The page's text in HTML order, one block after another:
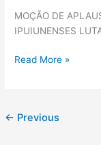
MOÇÃO DE
IPUIUNENSES
01/2019.
Read More »
← Previous